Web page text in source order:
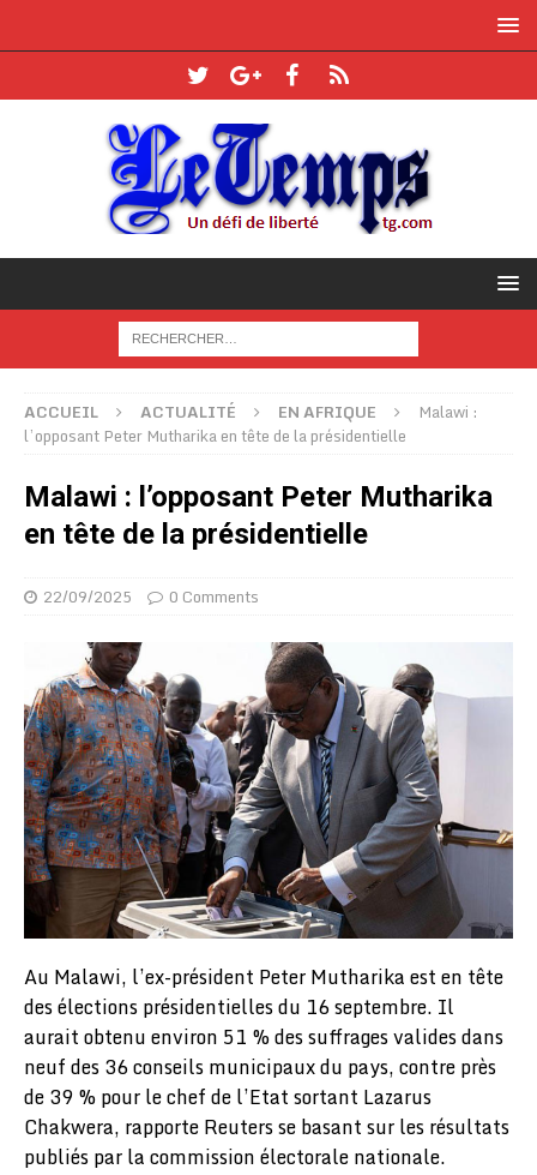
ACCUEIL ACTUALITÉ EN AFRIQUE
Malawi :
l’opposant Peter Mutharika en tête de la présidentielle
Malawi : l’opposant Peter Mutharika
en tête de la présidentielle
22/09/2025 0 Comments
Au Malawi, l’ex-président Peter Mutharika est en tête
des élections présidentielles du 16 septembre. Il
aurait obtenu environ 51 % des suffrages valides dans
neuf des 36 conseils municipaux du pays, contre près
de 39 % pour le chef de l’Etat sortant Lazarus
Chakwera, rapporte Reuters se basant sur les résultats
publiés par la commission électorale nationale.